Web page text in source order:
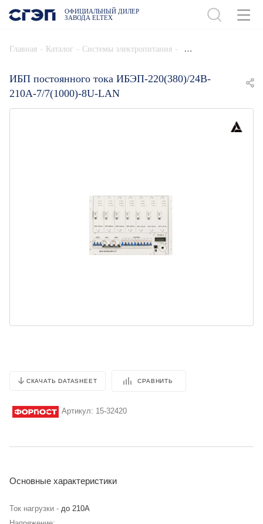
ОФИЦИАЛЬНЫЙ ДИЛЕР
ЗАВОДА ELTEX
Главная - Каталог - Системы электропитания -
ИБП постоянного тока ИБЭП-220(380)/24B-
210A-7/7(1000)-8U-LAN
СКАЧАТЬ DATASHEET СРАВНИТЬ
Артикул: 15-32420
Основные характеристики
Ток нагрузки - до 210А